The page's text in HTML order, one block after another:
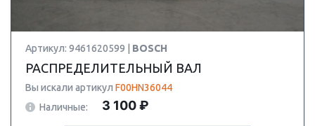
Артикул: 9461620599 | BOSCH
РАСПРЕДЕЛИТЕЛЬНЫЙ ВАЛ
Вы искали артикул F00HN36044
Наличные:
3 100 ₽